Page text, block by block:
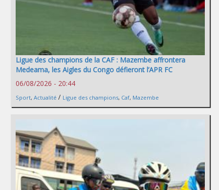
Ligue des champions de la CAF : Mazembe affrontera
Medeama, les Aigles du Congo défieront l’APR FC
06/08/2026 - 20:44
Sport, Actualité / Ligue des champions, Caf, Mazembe